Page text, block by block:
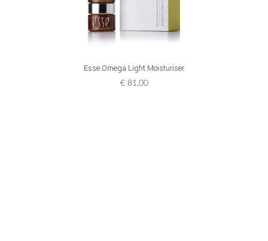
ADD TO CART
Esse Omega Light Moisturiser
€81,00